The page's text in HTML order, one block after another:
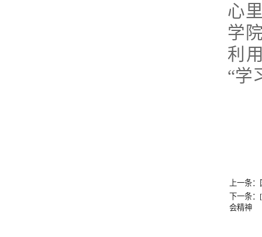
心
学
利
“学
上一条
下一条
会精神